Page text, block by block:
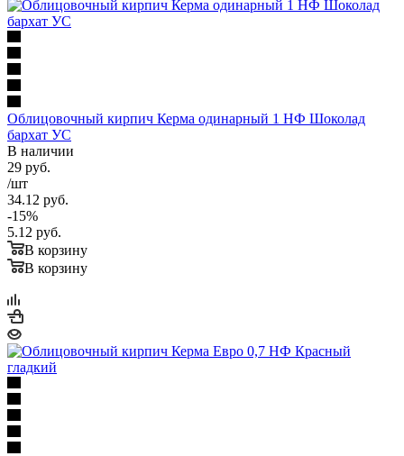
Облицовочный кирпич Керма одинарный 1 НФ Шоколад
бархат УС
В наличии
29 руб.
/шт
34.12 руб.
-15%
5.12 руб.
В корзину
В корзину